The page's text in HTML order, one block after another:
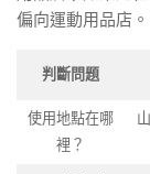
偏向運動用品店。
判斷問題
使用地點在哪
裡？